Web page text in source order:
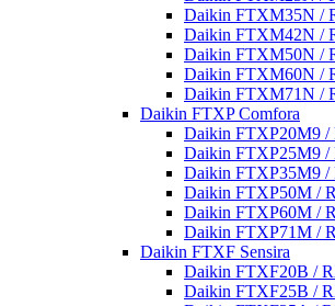
Daikin FTXM35N /
Daikin FTXM42N /
Daikin FTXM50N /
Daikin FTXM60N /
Daikin FTXM71N /
Daikin FTXP Comfora
Daikin FTXP20M9 /
Daikin FTXP25M9 /
Daikin FTXP35M9 /
Daikin FTXP50M /
Daikin FTXP60M /
Daikin FTXP71M /
Daikin FTXF Sensira
Daikin FTXF20B /
Daikin FTXF25B /